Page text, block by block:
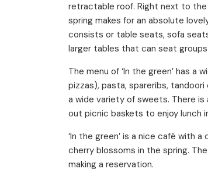
retractable roof. Right next to
spring makes for an absolute
consists or table seats, sofa
larger tables that can seat groups
The menu of ‘In the green’ has a
pizzas), pasta, spareribs,
a wide variety of sweets. There is
out picnic baskets to enjoy lunch
‘In the green’ is a nice café with
cherry blossoms in the spring.
making a reservation.